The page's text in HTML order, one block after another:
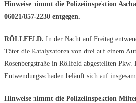
Hinweise nimmt die Polizeiinspektion
06021/857-2230 entgegen.
RÖLLFELD. In der Nacht auf Freitag
Täter die Katalysatoren von drei auf einem
Rosenbergstraße in Röllfeld abgestellten Pkw.
Entwendungsschaden beläuft sich auf
Hinweise nimmt die Polizeiinspektion